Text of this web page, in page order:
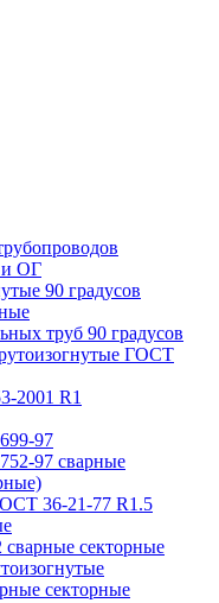
и ОГ
90 градусов
труб 90 градусов
ГОСТ
2001 R1
97
97 сварные
36-21-77 R1.5
секторные
секторные